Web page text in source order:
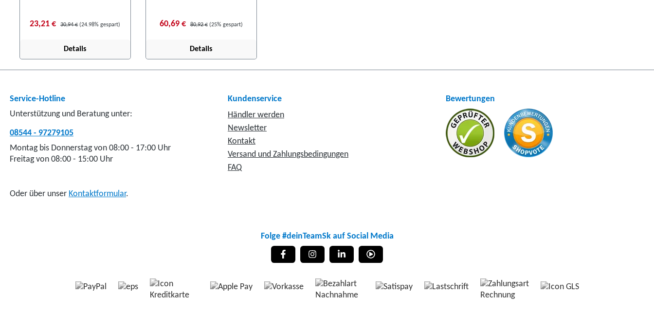
23,21 € 30,94 € (24.98% gespart)
Details
60,69 € 80,92 € (25% gespart)
Details
Service-Hotline
Unterstützung und Beratung unter:
08544 - 97279105
Montag bis Donnerstag von 08:00 - 17:00 Uhr
Freitag von 08:00 - 15:00 Uhr
Oder über unser Kontaktformular.
Kundenservice
Händler werden
Newsletter
Kontakt
Versand und Zahlungsbedingungen
FAQ
Bewertungen
Folge #deinTeamSk auf Social Media